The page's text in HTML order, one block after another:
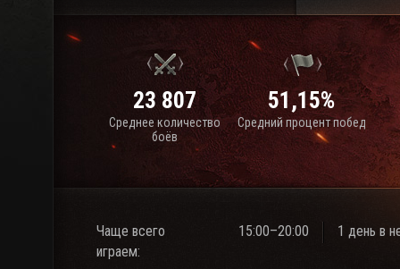
23 807
Среднее количество
боёв
51,15%
Средний процент побед
Чаще всего
играем:
15:00–20:00 1 день в